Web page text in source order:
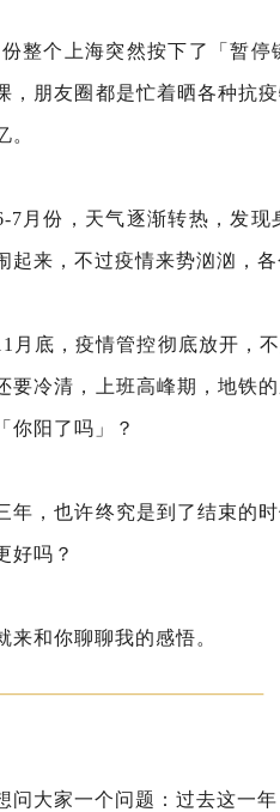
整个上海突然按下了「暂停
，朋友圈都是忙着晒各种抗
。
7月份，天气逐渐转热，发
起来，不过疫情来势汹汹，
月底，疫情管控彻底放开，
要冷清，上班高峰期，地铁
你阳了吗」？
年，也许终究是到了结束的
好吗？
来和你聊聊我的感悟。
问大家一个问题：过去这一